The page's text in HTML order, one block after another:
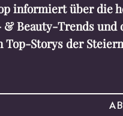
informiert über die
& Beauty-Trends und
Top-Storys der